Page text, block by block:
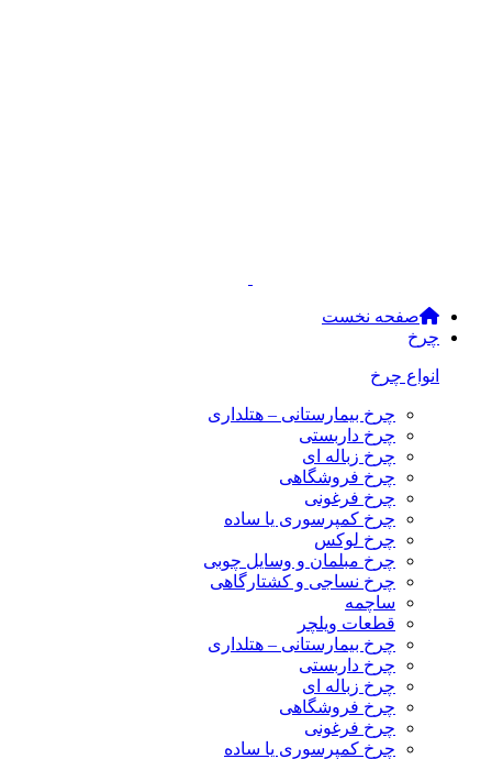
صفحه نخست
چرخ
انواع چرخ
چرخ بیمارستانی – هتلداری
چرخ داربستی
چرخ زباله ای
چرخ فروشگاهی
چرخ فرغونی
چرخ کمپرسوری یا ساده
چرخ لوکس
چرخ مبلمان و وسایل چوبی
چرخ نساجی و کشتارگاهی
ساچمه
قطعات ویلچر
چرخ بیمارستانی – هتلداری
چرخ داربستی
چرخ زباله ای
چرخ فروشگاهی
چرخ فرغونی
چرخ کمپرسوری یا ساده